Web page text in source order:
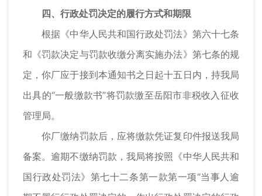
四、行政处罚决定的履行方式和期限
根据《中华人民共和国行政处罚法》第六十七条
和《罚款决定与罚款收缴分离实施办法》第七条的规
定，你厂应于接到本通知书之日起十五日内，持我局
出具的“一般缴款书”将罚款缴至岳阳市非税收入征收
管理局。
你厂缴纳罚款后，应将缴款凭证复印件报送我局
备案。逾期不缴纳罚款，我局将按照《中华人民共和
国行政处罚法》第七十二条第一款第一项“当事人逾